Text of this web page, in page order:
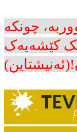
چونکە
کێشەیەک